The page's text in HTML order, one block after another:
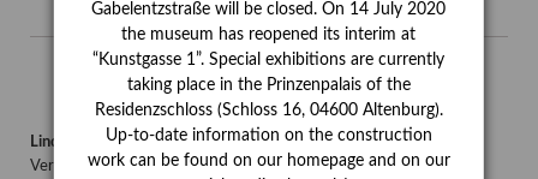
Lindenau-Museum Altenburg
Verwaltung/Postadresse: Hillgasse 15
Gabelentzstraße will be closed. On 14 July 2020
the museum has reopened its interim at
“Kunstgasse 1”. Special exhibitions are currently
taking place in the Prinzenpalais of the
Residenzschloss (Schloss 16, 04600 Altenburg).
Up-to-date information on the construction
work can be found on our homepage and on our